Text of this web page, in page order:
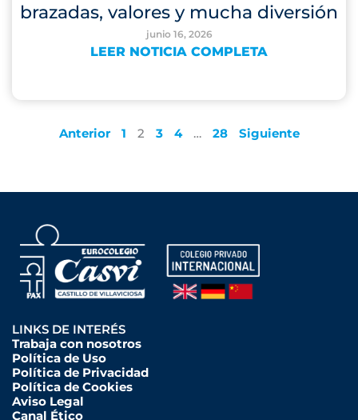
brazadas, valores y mucha diversión
junio 16, 2026
LEER NOTICIA COMPLETA
Anterior 1 2 3 4 … 28 Siguiente
LINKS DE INTERÉS
Trabaja con nosotros
Política de Uso
Política de Privacidad
Política de Cookies
Aviso Legal
Canal Ético